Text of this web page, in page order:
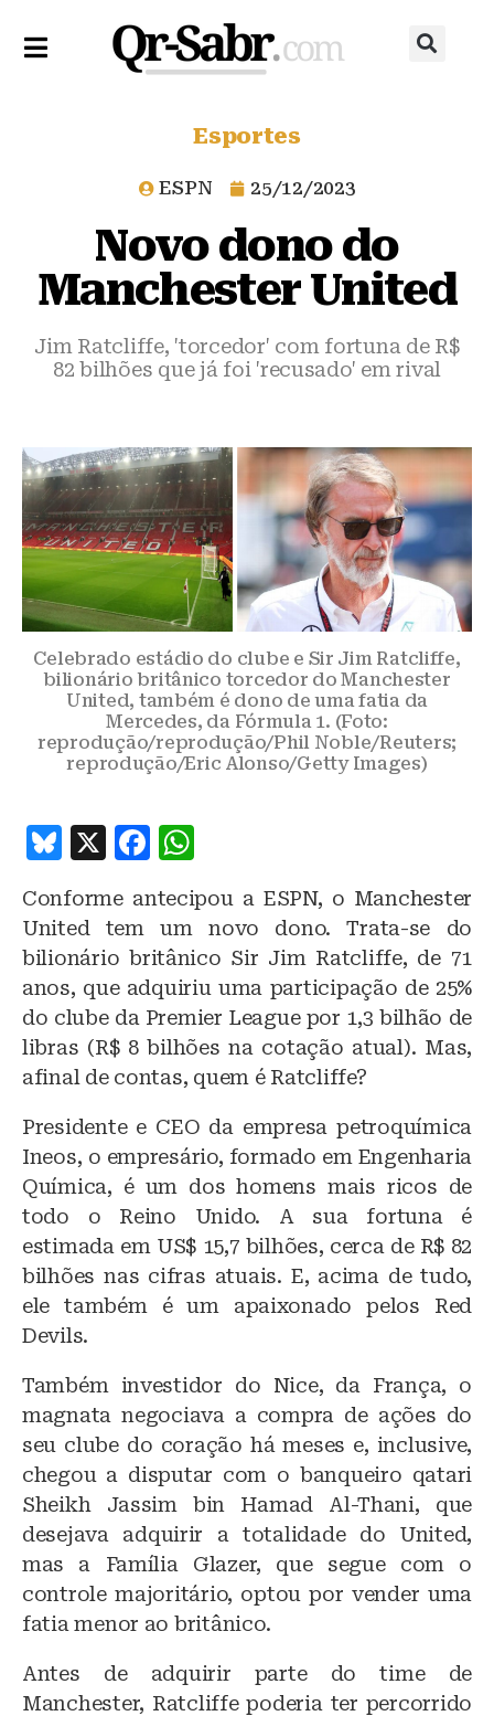
Esportes
ESPN 25/12/2023
Novo dono do
Manchester United
Jim Ratcliffe, 'torcedor' com fortuna de R$
82 bilhões que já foi 'recusado' em rival
Celebrado estádio do clube e Sir Jim Ratcliffe,
bilionário britânico torcedor do Manchester
United, também é dono de uma fatia da
Mercedes, da Fórmula 1. (Foto:
reprodução/reprodução/Phil Noble/Reuters;
reprodução/Eric Alonso/Getty Images)
B
e
s
k
y
X
F
c
e
b
o
o
k
at
s
A
p
p
Conforme antecipou a ESPN, o Manchester
United tem um novo dono. Trata-se do
bilionário britânico Sir Jim Ratcliffe, de 71
anos, que adquiriu uma participação de 25%
do clube da Premier League por 1,3 bilhão de
libras (R$ 8 bilhões na cotação atual). Mas,
afinal de contas, quem é Ratcliffe?
Presidente e CEO da empresa petroquímica
Ineos, o empresário, formado em Engenharia
Química, é um dos homens mais ricos de
todo o Reino Unido. A sua fortuna é
estimada em US$ 15,7 bilhões, cerca de R$ 82
bilhões nas cifras atuais. E, acima de tudo,
ele também é um apaixonado pelos Red
Devils.
Também investidor do Nice, da França, o
magnata negociava a compra de ações do
seu clube do coração há meses e, inclusive,
chegou a disputar com o banqueiro qatari
Sheikh Jassim bin Hamad Al-Thani, que
desejava adquirir a totalidade do United,
mas a Família Glazer, que segue com o
controle majoritário, optou por vender uma
fatia menor ao britânico.
Antes de adquirir parte do time de
Manchester, Ratcliffe poderia ter percorrido